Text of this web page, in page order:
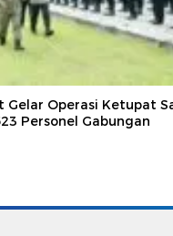
Gelar Operasi Ketupat
Personel Gabungan